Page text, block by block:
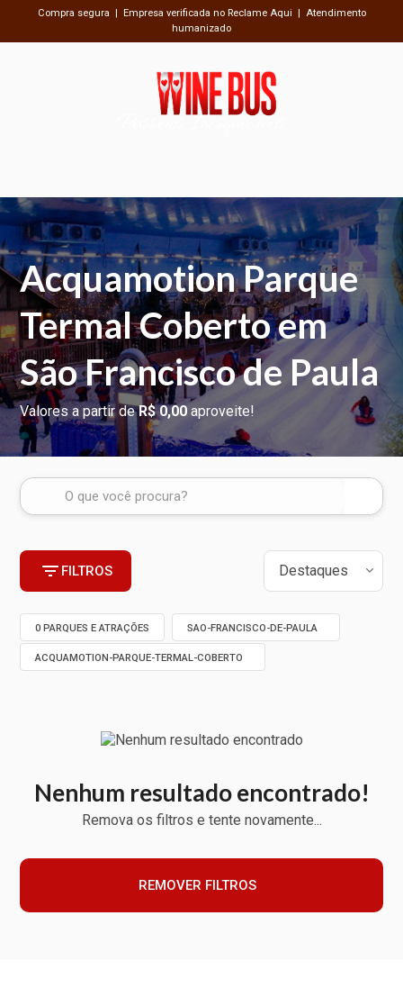
Compra segura | Empresa verificada no Reclame Aqui | Atendimento
humanizado
Passeios Inesquecíveis
Acquamotion Parque
Termal Coberto em
São Francisco de Paula
Valores a partir deR$ 0,00 aproveite!
FILTROS
0 PARQUES E ATRAÇÕES SAO-FRANCISCO-DE-PAULA
ACQUAMOTION-PARQUE-TERMAL-COBERTO
Nenhum resultado encontrado!
Remova os filtros e tente novamente...
REMOVER FILTROS